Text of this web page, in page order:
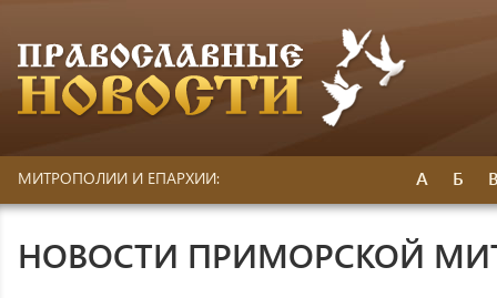
МИТРОПОЛИИ И ЕПАРХИИ: А Б
НОВОСТИ ПРИМОРСКОЙ